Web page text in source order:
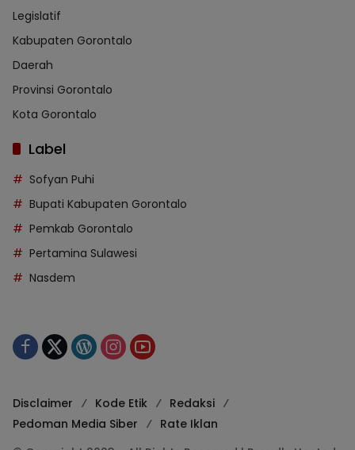
Legislatif
Kabupaten Gorontalo
Daerah
Provinsi Gorontalo
Kota Gorontalo
Label
Sofyan Puhi
Bupati Kabupaten Gorontalo
Pemkab Gorontalo
Pertamina Sulawesi
Nasdem
Disclaimer Kode Etik
Redaksi
Pedoman Media Siber
Rate Iklan